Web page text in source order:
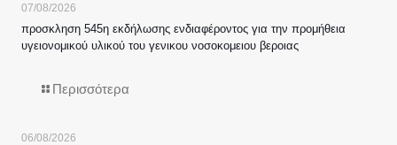
07/08/2026
προσκληση 545η εκδήλωσης ενδιαφέροντος για την προμήθεια
υγειονομικού υλικού του γενικου νοσοκομειου βεροιας
Περισσότερα
06/08/2026